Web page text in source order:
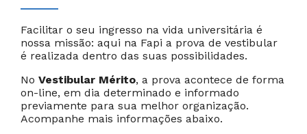
Facilitar o seu ingresso na vida universitária é
nossa missão: aqui na Fapi a prova de vestibular
é realizada dentro das suas possibilidades.
No Vestibular Mérito, a prova acontece de forma
on-line, em dia determinado e informado
previamente para sua melhor organização.
Acompanhe mais informações abaixo.
Cancelar Próximo